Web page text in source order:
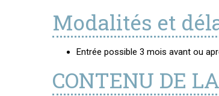
Modalités et
Entrée possible 3 mois avant ou
CONTENU DE